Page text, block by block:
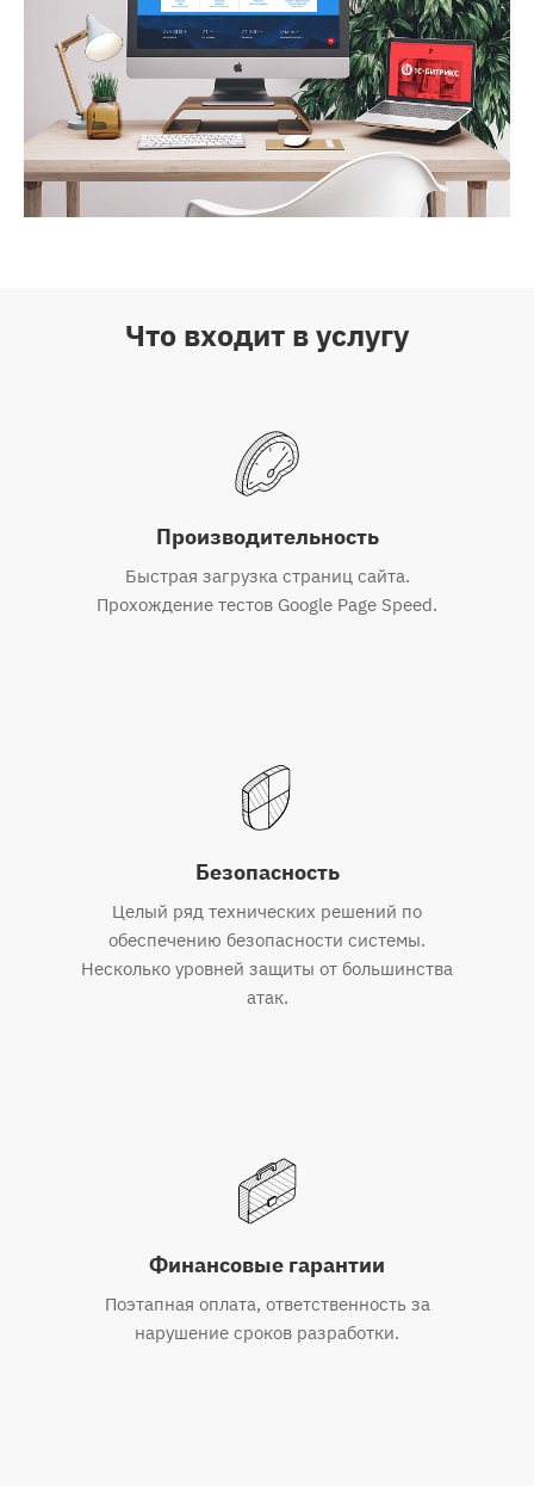
Что входит в услугу
Производительность
Быстрая загрузка страниц сайта.
Прохождение тестов Google Page Speed.
Безопасность
Целый ряд технических решений по
обеспечению безопасности системы.
Несколько уровней защиты от большинства
атак.
Финансовые гарантии
Поэтапная оплата, ответственность за
нарушение сроков разработки.